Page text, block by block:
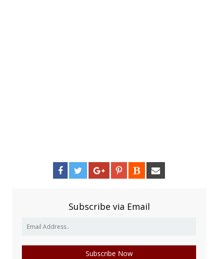
Subscribe via Email